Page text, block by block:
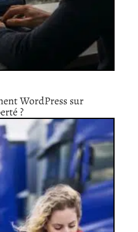
WordPress sur
?